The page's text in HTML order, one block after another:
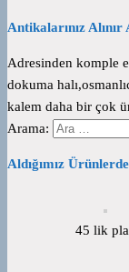
Antikalarınız
Adresinden komple
dokuma
kalem daha bir çok
Arama:
Aldığımız
45 lik